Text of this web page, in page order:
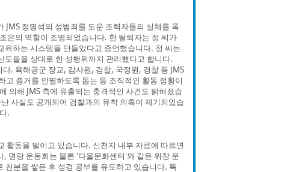
정명석의 성범죄를 도운 조력자들의 실체를 폭
은의 역할이 조명되었습니다. 한 탈퇴자는 정 씨가
하는 시스템을 만들었다고 증언했습니다. 정 씨는
들을 상대로 한 성행위까지 관리했다고 합니다.
. 육해공군 장교, 감사원, 검찰, 국정원, 경찰 등 JMS
증거를 인멸하도록 돕는 등 조직적인 활동 정황이
의해 JMS 측에 유출되는 충격적인 사건도 밝혀졌습
사실도 공개되어 검찰과의 유착 의혹이 제기되었습
.
활동을 벌이고 있습니다. 신천지 내부 자료에 따르면
명랑 운동회는 물론 '다올문화센터'와 같은 위장 문
분을 쌓은 후 성경 공부를 유도하고 있습니다. 특